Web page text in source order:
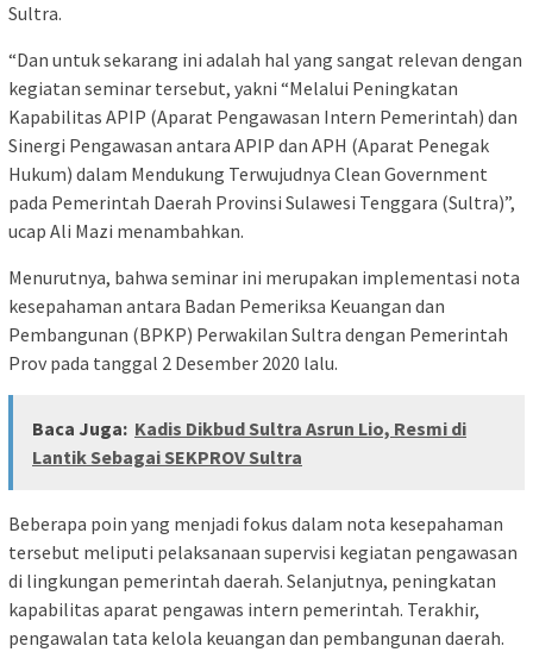
Sultra.
“Dan untuk sekarang ini adalah hal yang sangat relevan dengan
kegiatan seminar tersebut, yakni “Melalui Peningkatan
Kapabilitas APIP (Aparat Pengawasan Intern Pemerintah) dan
Sinergi Pengawasan antara APIP dan APH (Aparat Penegak
Hukum) dalam Mendukung Terwujudnya Clean Government
pada Pemerintah Daerah Provinsi Sulawesi Tenggara (Sultra)”,
ucap Ali Mazi menambahkan.
Menurutnya, bahwa seminar ini merupakan implementasi nota
kesepahaman antara Badan Pemeriksa Keuangan dan
Pembangunan (BPKP) Perwakilan Sultra dengan Pemerintah
Prov pada tanggal 2 Desember 2020 lalu.
Baca Juga: Kadis Dikbud Sultra Asrun Lio, Resmi di
Lantik Sebagai SEKPROV Sultra
Beberapa poin yang menjadi fokus dalam nota kesepahaman
tersebut meliputi pelaksanaan supervisi kegiatan pengawasan
di lingkungan pemerintah daerah. Selanjutnya, peningkatan
kapabilitas aparat pengawas intern pemerintah. Terakhir,
pengawalan tata kelola keuangan dan pembangunan daerah.